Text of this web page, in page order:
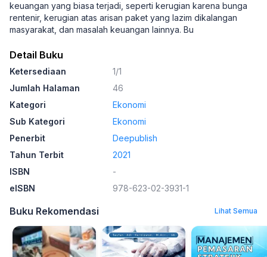
keuangan yang biasa terjadi, seperti kerugian karena bunga
rentenir, kerugian atas arisan paket yang lazim dikalangan
masyarakat, dan masalah keuangan lainnya. Bu
Detail Buku
Ketersediaan
1/1
Jumlah Halaman
46
Kategori
Ekonomi
Sub Kategori
Ekonomi
Penerbit
Deepublish
Tahun Terbit
2021
ISBN
-
eISBN
978-623-02-3931-1
Buku Rekomendasi Lihat Semua